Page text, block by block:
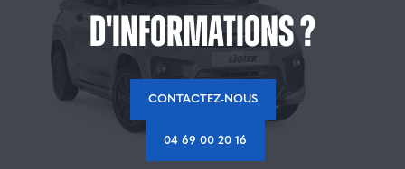
d'informations ?
CONTACTEZ-NOUS
04 69 00 20 16